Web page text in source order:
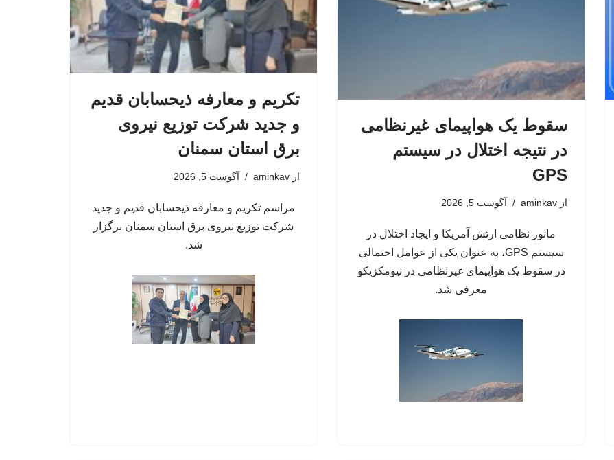
سقوط یک هواپیمای غیرنظامی
در نتیجه اختلال در سیستم‌
GPS
از aminkav آگوست 5, 2026
مانور نظامی ارتش آمریکا و ایجاد اختلال در
سیستم‌ GPS، به عنوان یکی از عوامل احتمالی
در سقوط یک هواپیمای غیرنظامی در نیومکزیکو
معرفی شد.
تکریم و معارفه ذیحسابان قدیم
و جدید شرکت توزیع نیروی
برق استان سمنان
از aminkav آگوست 5, 2026
مراسم تکریم و معارفه ذیحسابان قدیم و جدید
شرکت توزیع نیروی برق استان سمنان برگزار
شد.